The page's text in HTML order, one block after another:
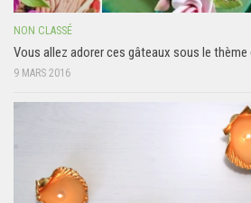
NON CLASSÉ
Vous allez adorer ces gâteaux sous le thème
9 MARS 2016